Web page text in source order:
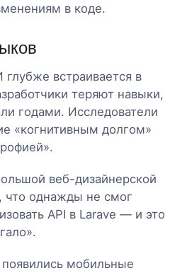
в коде.
встраивается в
теряют навыки,
годами. Исследователи
«когнитивным долгом»
веб-дизайнерской
что однажды не смог
API в Larave — и это
появились мобильные